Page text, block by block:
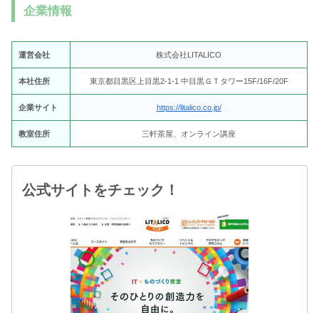
企業情報
運営会社 株式会社LITALICO
本社住所 東京都目黒区上目黒2-1-1 中目黒ＧＴタワー15F/16F/20F
企業サイト https://litalico.co.jp/
教室住所 三軒茶屋、オンライン講座
公式サイトをチェック！